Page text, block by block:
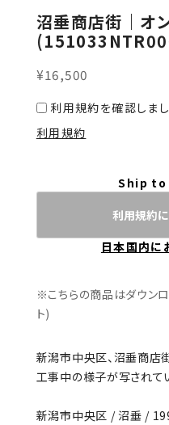
沼垂商店街｜オ
¥16,500
利用規約を確認しま
利用規約
Ship to
利用規約
日本国内に
※こちらの商品はダウン
ト)
新潟市中央区、沼垂商店
工事中の様子が写されて
新潟市中央区 / 沼垂 /